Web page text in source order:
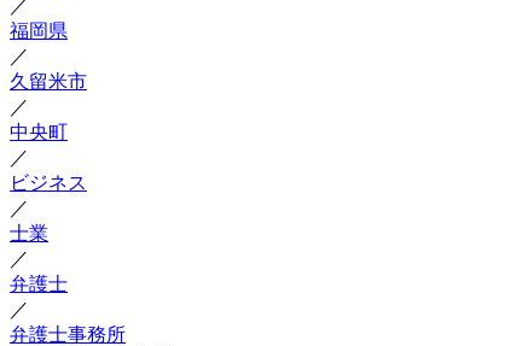
／
福岡県
／
久留米市
／
中央町
／
ビジネス
／
士業
／
弁護士
／
弁護士事務所